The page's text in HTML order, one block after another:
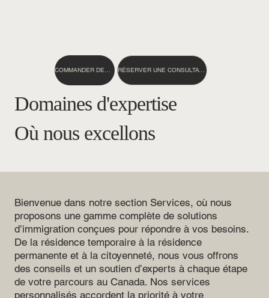
COMMANDER DES NOTES GCMS RÉSERVER UNE CONSULTATION
Où nous excellons
Domaines d'expertise
Bienvenue dans notre section Services, où nous
proposons une gamme complète de solutions
d’immigration conçues pour répondre à vos besoins.
De la résidence temporaire à la résidence
permanente et à la citoyenneté, nous vous offrons
des conseils et un soutien d’experts à chaque étape
de votre parcours au Canada. Nos services
personnalisés accordent la priorité à votre